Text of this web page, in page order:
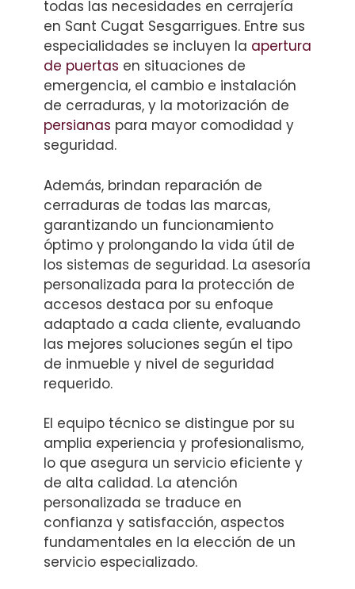
todas las necesidades en cerrajería
en Sant Cugat Sesgarrigues. Entre sus
especialidades se incluyen la apertura
de puertas en situaciones de
emergencia, el cambio e instalación
de cerraduras, y la motorización de
persianas para mayor comodidad y
seguridad.
Además, brindan reparación de
cerraduras de todas las marcas,
garantizando un funcionamiento
óptimo y prolongando la vida útil de
los sistemas de seguridad. La asesoría
personalizada para la protección de
accesos destaca por su enfoque
adaptado a cada cliente, evaluando
las mejores soluciones según el tipo
de inmueble y nivel de seguridad
requerido.
El equipo técnico se distingue por su
amplia experiencia y profesionalismo,
lo que asegura un servicio eficiente y
de alta calidad. La atención
personalizada se traduce en
confianza y satisfacción, aspectos
fundamentales en la elección de un
servicio especializado.